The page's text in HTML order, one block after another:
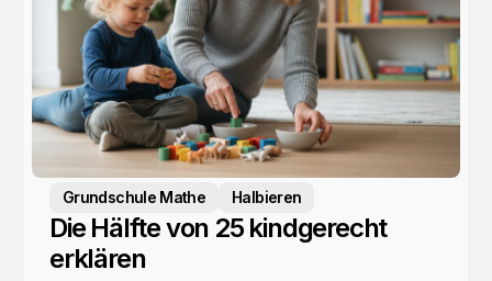
Grundschule Mathe Halbieren
Die Hälfte von 25 kindgerecht
erklären